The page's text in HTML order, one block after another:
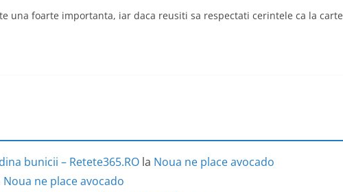
una foarte importanta, iar daca reusiti sa respectati cerintele ca la carte
bunicii – Retete365.RO la Noua ne place avocado
Noua ne place avocado